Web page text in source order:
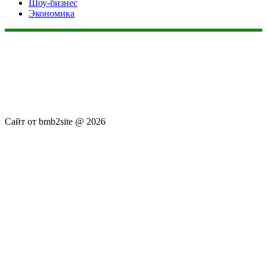
Шоу-бизнес
Экономика
Сайт от bmb2site @ 2026